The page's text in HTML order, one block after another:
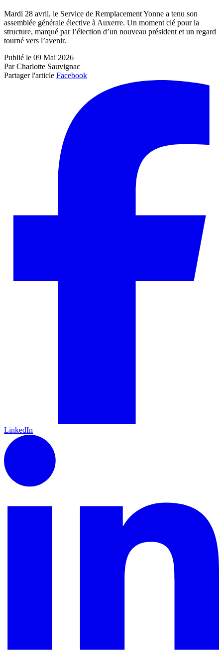
Mardi 28 avril, le Service de Remplacement Yonne a tenu son
assemblée générale élective à Auxerre. Un moment clé pour la
structure, marqué par l’élection d’un nouveau président et un regard
tourné vers l’avenir.
Publié le 09 Mai 2026
Par Charlotte Sauvignac
Partager l'article Facebook
LinkedIn